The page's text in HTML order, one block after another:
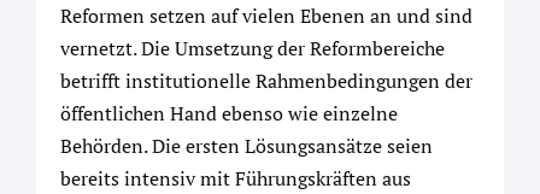
Reformen setzen auf vielen Ebenen an und sind
vernetzt. Die Umsetzung der Reformbereiche
betrifft institutionelle Rahmenbedingungen der
öffentlichen Hand ebenso wie einzelne
Behörden. Die ersten Lösungsansätze seien
bereits intensiv mit Führungskräften aus